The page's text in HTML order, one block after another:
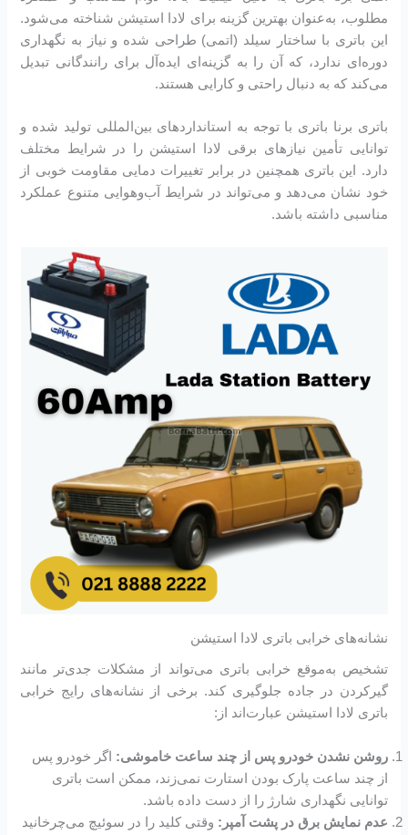
مطلوب، به‌عنوان بهترین گزینه برای لادا استیشن شناخته می‌شود.
این باتری با ساختار سیلد (اتمی) طراحی شده و نیاز به نگهداری
دوره‌ای ندارد، که آن را به گزینه‌ای ایده‌آل برای رانندگانی تبدیل
می‌کند که به دنبال راحتی و کارایی هستند.
باتری برنا باتری با توجه به استانداردهای بین‌المللی تولید شده و
توانایی تأمین نیازهای برقی لادا استیشن را در شرایط مختلف
دارد. این باتری همچنین در برابر تغییرات دمایی مقاومت خوبی از
خود نشان می‌دهد و می‌تواند در شرایط آب‌وهوایی متنوع عملکرد
مناسبی داشته باشد.
نشانه‌های خرابی باتری لادا استیشن
تشخیص به‌موقع خرابی باتری می‌تواند از مشکلات جدی‌تر مانند
گیرکردن در جاده جلوگیری کند. برخی از نشانه‌های رایج خرابی
باتری لادا استیشن عبارت‌اند از:
روشن نشدن خودرو پس از چند ساعت خاموشی: اگر خودرو پس
از چند ساعت پارک بودن استارت نمی‌زند، ممکن است باتری
توانایی نگهداری شارژ را از دست داده باشد.
عدم نمایش برق در پشت آمپر: وقتی کلید را در سوئیچ می‌چرخانید